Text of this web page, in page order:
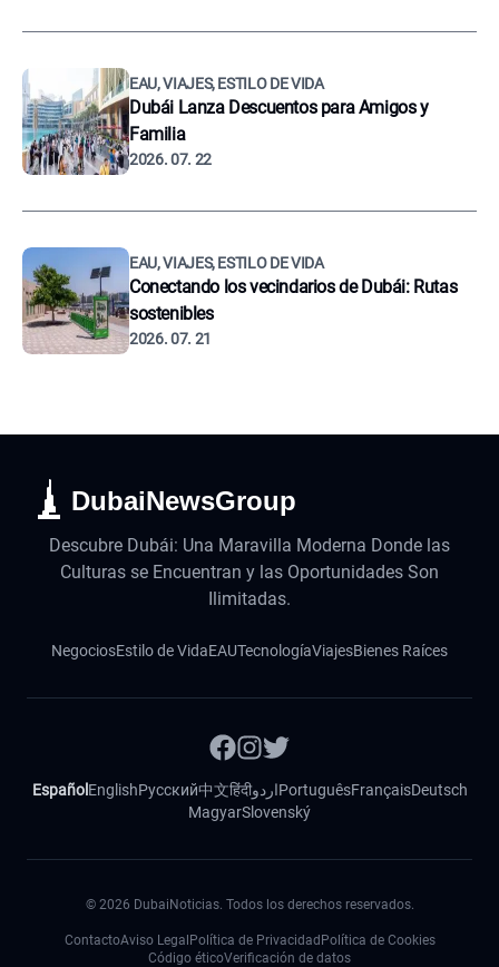
EAU, VIAJES, ESTILO DE VIDA
Dubái Lanza Descuentos para Amigos y
Familia
2026. 07. 22
EAU, VIAJES, ESTILO DE VIDA
Conectando los vecindarios de Dubái: Rutas
sostenibles
2026. 07. 21
DubaiNewsGroup
Descubre Dubái: Una Maravilla Moderna Donde las
Culturas se Encuentran y las Oportunidades Son
Ilimitadas.
NegociosEstilo de VidaEAUTecnologíaViajesBienes Raíces
Español EnglishРусский中文हिंदीاردوPortuguêsFrançaisDeutsch
MagyarSlovenský
© 2026 DubaiNoticias. Todos los derechos reservados.
ContactoAviso Legal Política de Privacidad Política de Cookies
Código éticoVerificación de datos